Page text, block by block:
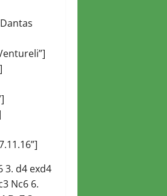
3. d4 exd4
Nc6 6.